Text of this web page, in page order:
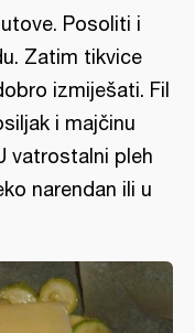
Posoliti i
Zatim tikvice
izmiješati. Fil
i majčinu
vatrostalni pleh
narendan ili u